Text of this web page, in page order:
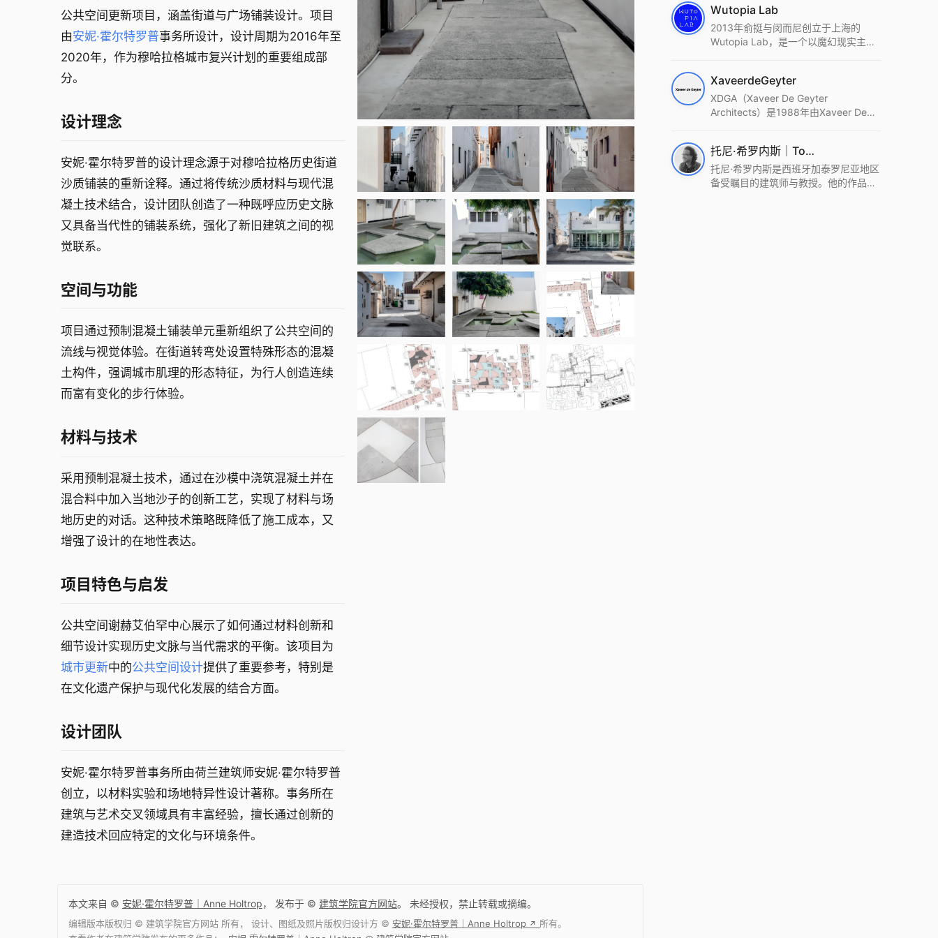
公共空间更新项目，涵盖街道与广场铺装设计。项目
由安妮·霍尔特罗普事务所设计，设计周期为2016年至
2020年，作为穆哈拉格城市复兴计划的重要组成部
分。
设计理念
安妮·霍尔特罗普的设计理念源于对穆哈拉格历史街道
沙质铺装的重新诠释。通过将传统沙质材料与现代混
凝土技术结合，设计团队创造了一种既呼应历史文脉
又具备当代性的铺装系统，强化了新旧建筑之间的视
觉联系。
空间与功能
项目通过预制混凝土铺装单元重新组织了公共空间的
流线与视觉体验。在街道转弯处设置特殊形态的混凝
土构件，强调城市肌理的形态特征，为行人创造连续
而富有变化的步行体验。
材料与技术
采用预制混凝土技术，通过在沙模中浇筑混凝土并在
混合料中加入当地沙子的创新工艺，实现了材料与场
地历史的对话。这种技术策略既降低了施工成本，又
增强了设计的在地性表达。
项目特色与启发
公共空间谢赫艾伯罕中心展示了如何通过材料创新和
细节设计实现历史文脉与当代需求的平衡。该项目为
城市更新中的公共空间设计提供了重要参考，特别是
在文化遗产保护与现代化发展的结合方面。
设计团队
安妮·霍尔特罗普事务所由荷兰建筑师安妮·霍尔特罗普
创立，以材料实验和场地特异性设计著称。事务所在
建筑与艺术交叉领域具有丰富经验，擅长通过创新的
建造技术回应特定的文化与环境条件。
本文来自 © 安妮·霍尔特罗普｜Anne Holtrop， 发布于 © 建筑学院官方网站。 未经授权，禁止转载或摘编。
编辑版本版权归 © 建筑学院官方网站 所有， 设计、图纸及照片版权归设计方 © 安妮·霍尔特罗普｜Anne Holtrop ↗ 所有。
Wutopia Lab
2013年俞挺与闵而尼创立于上海的
Wutopia Lab，是一个以魔幻现实主
统这种新的思维范式为基础，以上海性
和生活性为介入设计的原点，以建筑为
工具，从而推动建筑学和社会学进步。
2022 DFA中获Merit,2021 Architizer
A+ Firm Awards中获Special
Mention：Best Young Firm，2020 IF
XaveerdeGeyter
XDGA（Xaveer De Geyter
Architects）是1988年由Xaveer De
进的设计方法、多元的专业团队和国际
化的作品著称，曾获密斯·凡·德罗奖、
Bigmat奖等多项重要奖项。XDGA主张
托尼·希罗内斯｜Toni Gironès
托尼·希罗内斯是西班牙加泰罗尼亚地区
备受瞩目的建筑师与教授。他的作品深